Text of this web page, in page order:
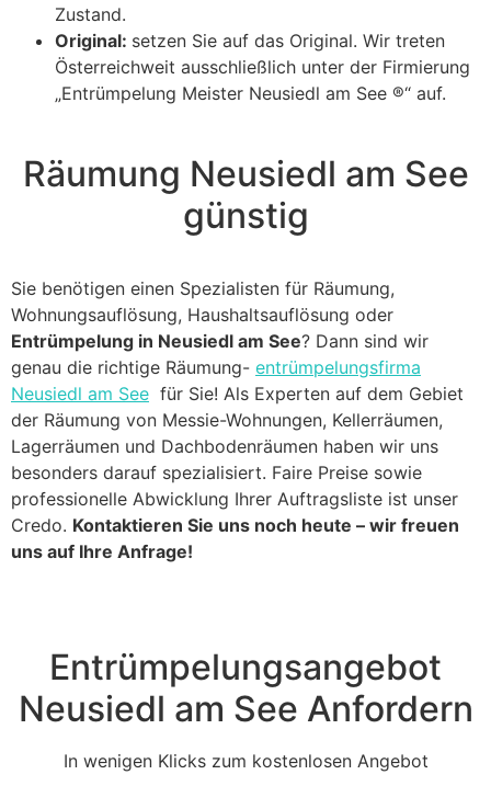
Zustand.
Original: setzen Sie auf das Original. Wir treten
Österreichweit ausschließlich unter der Firmierung
„Entrümpelung Meister Neusiedl am See ®“ auf.
Räumung Neusiedl am See
günstig
Sie benötigen einen Spezialisten für Räumung,
Wohnungsauflösung, Haushaltsauflösung oder
Entrümpelung in Neusiedl am See? Dann sind wir
genau die richtige Räumung- entrümpelungsfirma
Neusiedl am See für Sie! Als Experten auf dem Gebiet
der Räumung von Messie-Wohnungen, Kellerräumen,
Lagerräumen und Dachbodenräumen haben wir uns
besonders darauf spezialisiert. Faire Preise sowie
professionelle Abwicklung Ihrer Auftragsliste ist unser
Credo. Kontaktieren Sie uns noch heute – wir freuen
uns auf Ihre Anfrage!
Entrümpelungsangebot
Neusiedl am See Anfordern
In wenigen Klicks zum kostenlosen Angebot